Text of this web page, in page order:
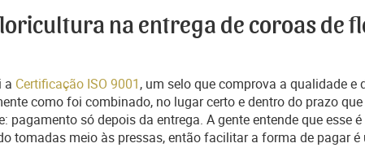
na entrega de coroas de
a Certificação ISO 9001, um selo que comprova a qualidade e
como foi combinado, no lugar certo e dentro do prazo
pagamento só depois da entrega. A gente entende que esse
tomadas meio às pressas, então facilitar a forma de pagar